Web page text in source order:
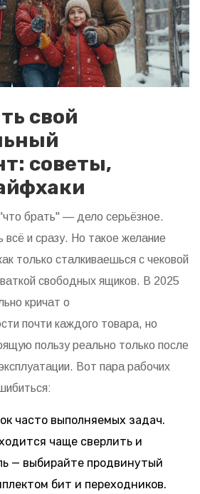
свой
советы,
брать" — дело серьёзное.
всё и сразу. Но такое желание
только сталкиваешься с чековой
свободных ящиков. В 2025
кричат о
почти каждого товара, но
пользу реально только после
Вот пара рабочих
часто выполняемых задач.
чаще сверлить и
— выбирайте продвинутый
бит и переходников.